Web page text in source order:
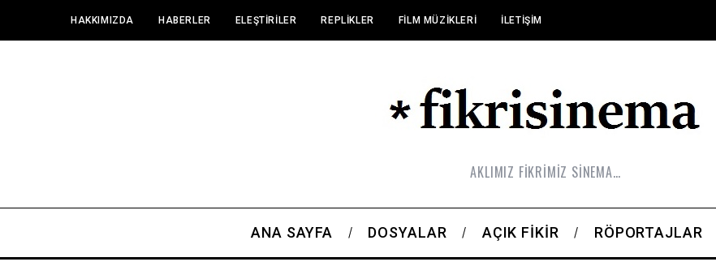
HAKKIMIZDA HABERLER ELEŞTIRILER REPLIKLER FILM MÜZIKLERI İLETIŞIM
AKLIMIZ FİKRİMİZ SİNEMA…
ANA SAYFA DOSYALAR AÇIK FIKIR RÖPORTAJLAR